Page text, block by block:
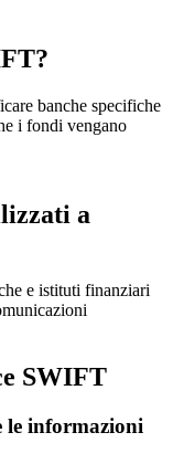
banche specifiche
i fondi vengano
a
e istituti finanziari
SWIFT
le informazioni